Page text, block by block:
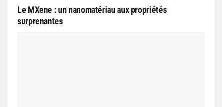
Le MXene : un nanomatériau aux propriétés
surprenantes